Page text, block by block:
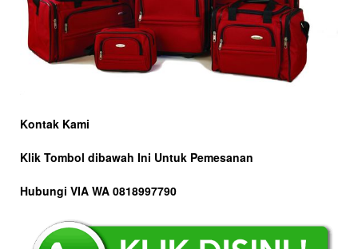
Kontak Kami
Klik Tombol dibawah Ini Untuk Pemesanan
Hubungi VIA WA 0818997790